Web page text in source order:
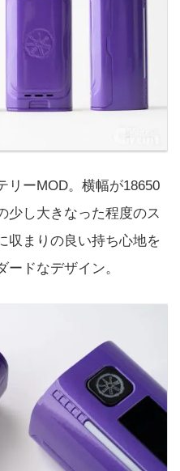
リーMOD。横幅が18650
少し大きなった程度のス
収まりの良い持ち心地を
ドなデザイン。